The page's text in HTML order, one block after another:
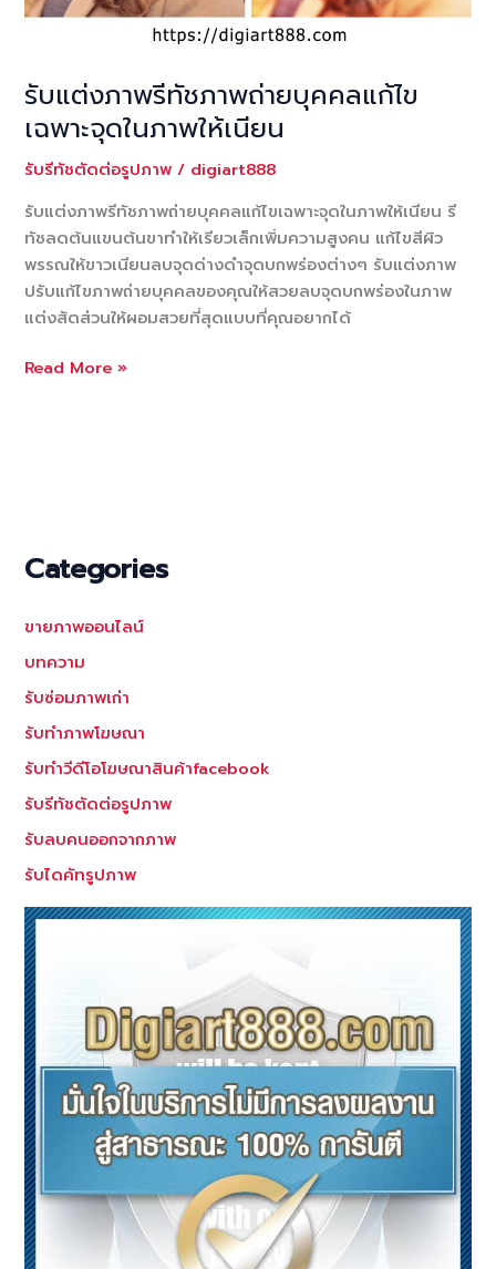
รับแต่งภาพรีทัชภาพถ่ายบุคคลแก้ไข
เฉพาะจุดในภาพให้เนียน
รับรีทัชตัดต่อรูปภาพ / digiart888
รับแต่งภาพรีทัชภาพถ่ายบุคคลแก้ไขเฉพาะจุดในภาพให้เนียน รี
ทัชลดต้นแขนต้นขาทำให้เรียวเล็กเพิ่มความสูงคน แก้ไขสีผิว
พรรณให้ขาวเนียนลบจุดด่างดำจุดบกพร่องต่างๆ รับแต่งภาพ
ปรับแก้ไขภาพถ่ายบุคคลของคุณให้สวยลบจุดบกพร่องในภาพ
แต่งสัดส่วนให้ผอมสวยที่สุดแบบที่คุณอยากได้
รับ
แก้ไข
เฉพาะ
ใน
ภาพ
ให้
Read More »
Categories
ขายภาพออนไลน์
บทความ
รับซ่อมภาพเก่า
รับทำภาพโฆษณา
รับทำวีดีโอโฆษณาสินค้าfacebook
รับรีทัชตัดต่อรูปภาพ
รับลบคนออกจากภาพ
รับไดคัทรูปภาพ